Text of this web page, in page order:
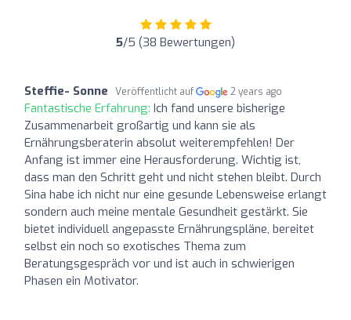
5/5 (38 Bewertungen)
Steffie- Sonne Veröffentlicht auf 2 years ago
Fantastische Erfahrung: Ich fand unsere bisherige
Zusammenarbeit großartig und kann sie als
Ernährungsberaterin absolut weiterempfehlen! Der
Anfang ist immer eine Herausforderung. Wichtig ist,
dass man den Schritt geht und nicht stehen bleibt. Durch
Sina habe ich nicht nur eine gesunde Lebensweise erlangt
sondern auch meine mentale Gesundheit gestärkt. Sie
bietet individuell angepasste Ernährungspläne, bereitet
selbst ein noch so exotisches Thema zum
Beratungsgespräch vor und ist auch in schwierigen
Phasen ein Motivator.